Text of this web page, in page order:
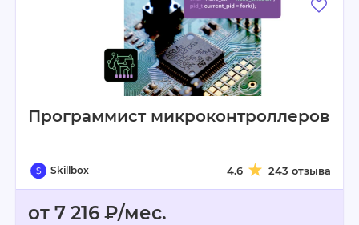
Программист микроконтролле­ров
Skillbox 4.6 243 отзыва
от 7 216 ₽/мес.